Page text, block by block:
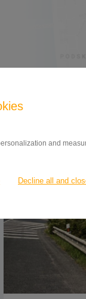
and
Decline all and
OSTATNÉ